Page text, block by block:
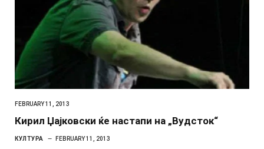
FEBRUARY 11, 2013
Кирил Џајковски ќе настапи на „Вудсток“
КУЛТУРА FEBRUARY 11, 2013